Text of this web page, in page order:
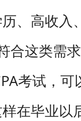
、高收入
合这类需求
考试，
在毕业以